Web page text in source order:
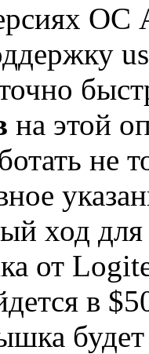
ОС
на этой
не
ход для
от
в